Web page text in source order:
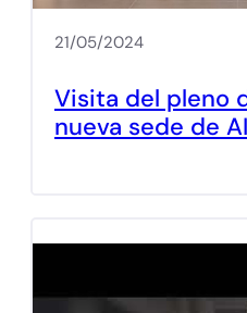
21/05/2024
Visita del pleno
nueva sede de